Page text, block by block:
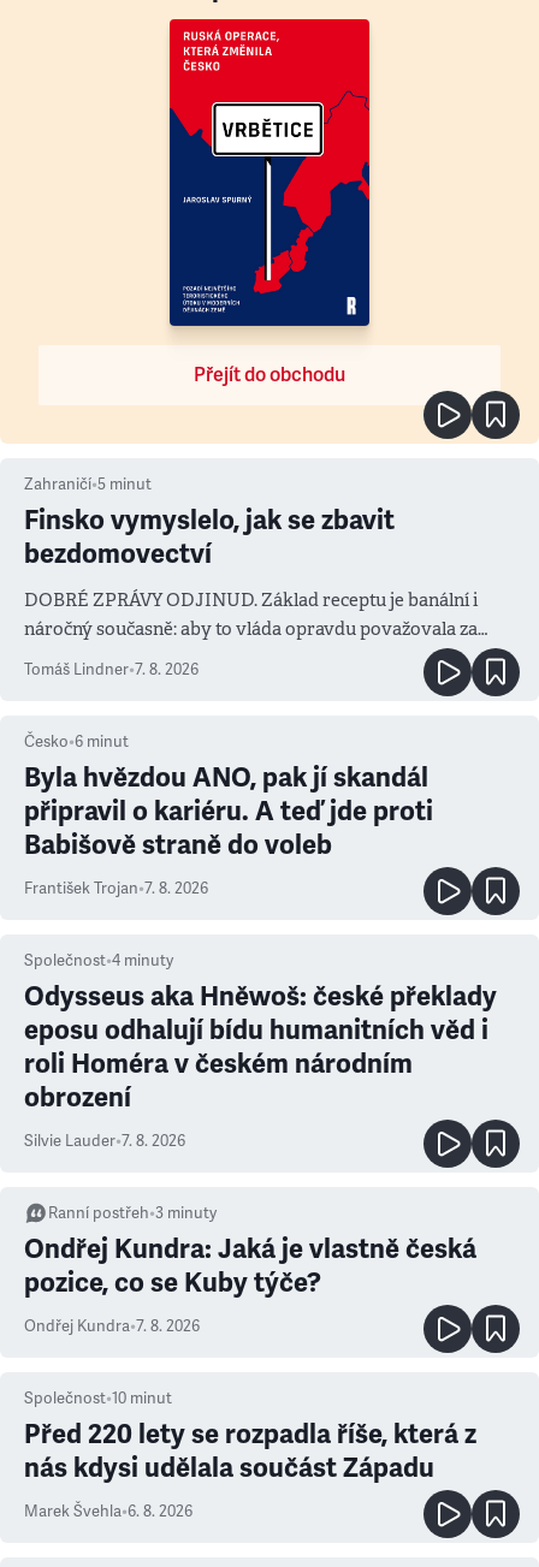
Přejít do obchodu
Zahraničí•5 minut
Finsko vymyslelo, jak se zbavit
bezdomovectví
DOBRÉ ZPRÁVY ODJINUD. Základ receptu je banální i
náročný současně: aby to vláda opravdu považovala za
prioritu
Tomáš Lindner•7. 8. 2026
Česko•6 minut
Byla hvězdou ANO, pak jí skandál
připravil o kariéru. A teď jde proti
Babišově straně do voleb
František Trojan•7. 8. 2026
Společnost•4 minuty
Odysseus aka Hněwoš: české překlady
eposu odhalují bídu humanitních věd i
roli Homéra v českém národním
obrození
Silvie Lauder•7. 8. 2026
Ranní postřeh•3 minuty
Ondřej Kundra: Jaká je vlastně česká
pozice, co se Kuby týče?
Ondřej Kundra•7. 8. 2026
Společnost•10 minut
Před 220 lety se rozpadla říše, která z
nás kdysi udělala součást Západu
Marek Švehla•6. 8. 2026